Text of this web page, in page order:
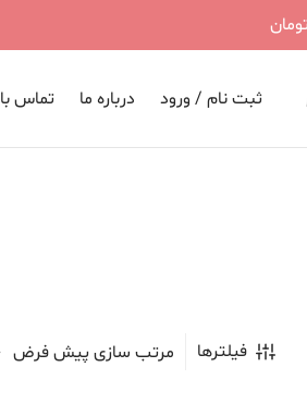
ثبت نام / ورود درباره ما تماس
فیلترها مرتب سازی پیش فرض